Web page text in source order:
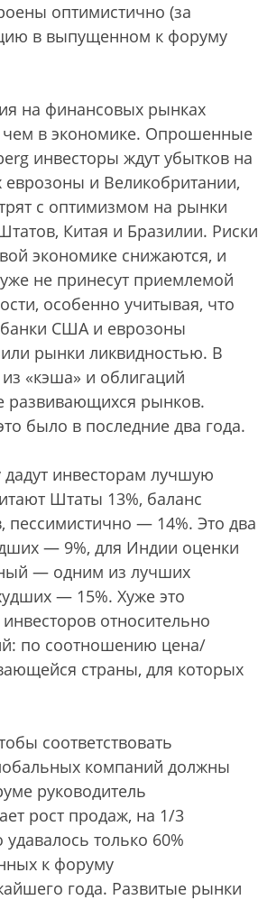
оптимистично (за
в выпущенном к форуму
на финансовых рынках
в экономике. Опрошенные
инвесторы ждут убытков на
еврозоны и Великобритании,
с оптимизмом на рынки
Китая и Бразилии. Риски
экономике снижаются, и
не принесут приемлемой
особенно учитывая, что
США и еврозоны
рынки ликвидностью. В
«кэша» и облигаций
развивающихся рынков.
было в последние два года.
дадут инвесторам лучшую
Штаты 13%, баланс
пессимистично — 14%. Это два
— 9%, для Индии оценки
— одним из лучших
— 15%. Хуже это
относительно
по соотношению цена/
страны, для которых
соответствовать
компаний должны
руководитель
рост продаж, на 1/3
только 60%
к форуму
года. Развитые рынки